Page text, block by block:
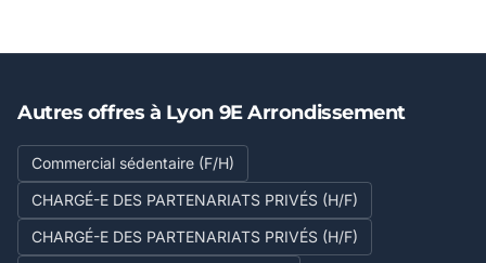
Autres offres à Lyon 9E Arrondissement
Commercial sédentaire (F/H)
CHARGÉ-E DES PARTENARIATS PRIVÉS (H/F)
CHARGÉ-E DES PARTENARIATS PRIVÉS (H/F)